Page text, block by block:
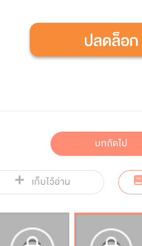
บทถัดไป
เก็บไว้อ่าน